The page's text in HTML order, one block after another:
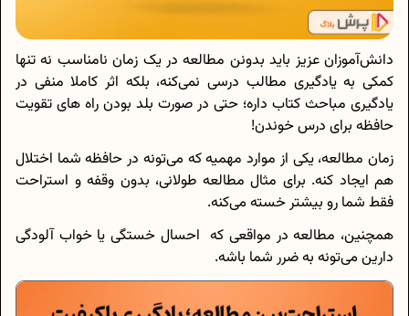
دانش‌آموزان عزیز باید بدونن مطالعه در یک زمان نامناسب نه تنها
کمکی به یادگیری مطالب درسی نمی‌کنه، بلکه اثر کاملا منفی در
یادگیری مباحث کتاب داره؛ حتی در صورت بلد بودن راه های تقویت
حافظه برای درس خوندن!
زمان مطالعه، یکی از موارد مهمیه که می‌تونه در حافظه شما اختلال
هم ایجاد کنه. برای مثال مطالعه طولانی، بدون وقفه و استراحت
فقط شما رو بیشتر خسته می‌کنه.
همچنین، مطالعه در مواقعی که احسال خستگی یا خواب آلودگی
دارین می‌تونه به ضرر شما باشه.